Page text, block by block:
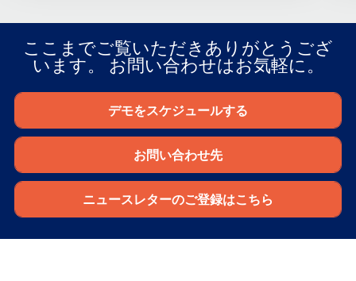
ここまでご覧いただきありがとうござ
います。 お問い合わせはお気軽に。
デモをスケジュールする
お問い合わせ先
ニュースレターのご登録はこちら